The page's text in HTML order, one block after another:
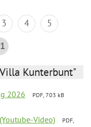
3 4
5
Kunterbunt"
2026
PDF, 703 kB
Video) PDF,